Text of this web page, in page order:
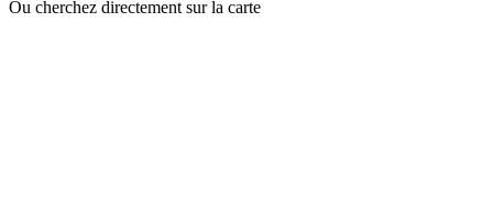
Ou cherchez directement sur la carte